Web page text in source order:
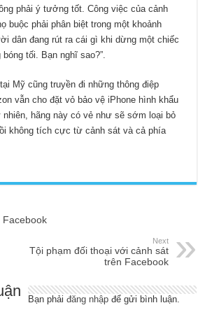
phải ý tưởng tốt. Công việc của cảnh
buộc phải phân biệt trong một khoảnh
dân đang rút ra cái gì khi dừng một chiếc
tối. Bạn nghĩ sao?”.
Mỹ cũng truyền đi những thông điệp
vẫn cho đặt vỏ bảo vệ iPhone hình khẩu
hãng này có vẻ như sẽ sớm loại bỏ
không tích cực từ cảnh sát và cả phía
Next
Tội phạm đối thoại với cảnh sát
trên Facebook
Bạn phảiđăng nhập để gửi bình luận.